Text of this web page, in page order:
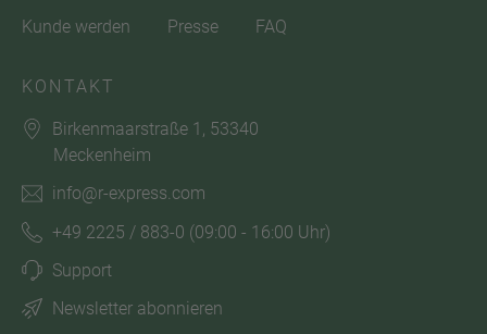
Kunde werden Presse FAQ
KONTAKT
Birkenmaarstraße 1, 53340
Meckenheim
info@r-express.com
+49 2225 / 883-0 (09:00 - 16:00 Uhr)
Support
Newsletter abonnieren